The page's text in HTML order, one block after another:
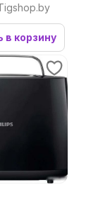
в корзину